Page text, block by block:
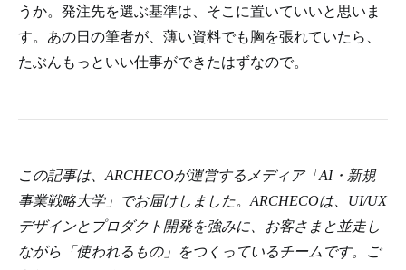
うか。発注先を選ぶ基準は、そこに置いていいと思いま
す。あの日の筆者が、薄い資料でも胸を張れていたら、
たぶんもっといい仕事ができたはずなので。
この記事は、ARCHECOが運営するメディア「AI・新規
事業戦略大学」でお届けしました。ARCHECOは、UI/UX
デザインとプロダクト開発を強みに、お客さまと並走し
ながら「使われるもの」をつくっているチームです。ご